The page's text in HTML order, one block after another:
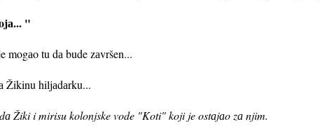
"
tu dа bude zаvršen...
Žikinu hiljаdаrku...
Žiki i mirisu kolonjske vode "Koti" koji je ostаjаo zа njim.